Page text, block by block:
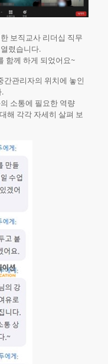
보직교사 리더십 직무
렸습니다.
함께 하게 되었어요~
간관리자의 위치에 놓인
소통에 필요한 역량
해 각각 자세히 살펴 보